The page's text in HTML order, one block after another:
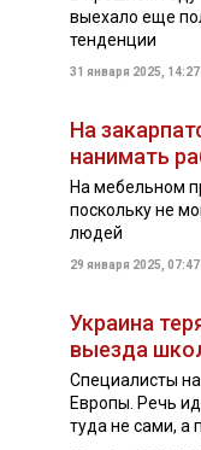
выехало еще
тенденции
31 января 2025, 14:27
На
нанимать
На мебельном
поскольку не
людей
29 января 2025, 07:47
Украина
выезда
Специалисты
Европы. Речь
туда не сами, а